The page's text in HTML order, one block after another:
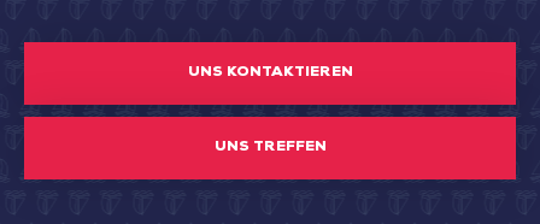
UNS KONTAKTIEREN
UNS TREFFEN